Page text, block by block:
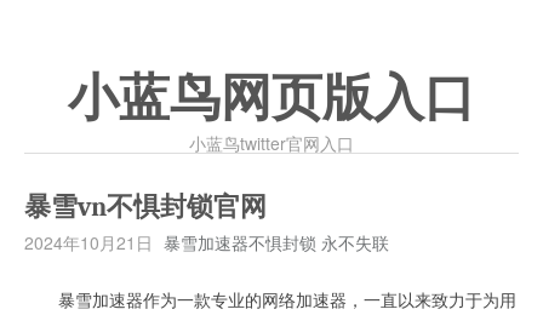
小蓝鸟网页版入口
小蓝鸟twitter官网入口
暴雪vn不惧封锁官网
2024年10月21日 暴雪加速器不惧封锁 永不失联
暴雪加速器作为一款专业的网络加速器，一直以来致力于为用